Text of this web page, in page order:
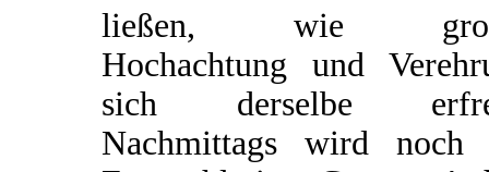
ließen, wie
Hochachtung und
sich derselbe
Nachmittags wird noch